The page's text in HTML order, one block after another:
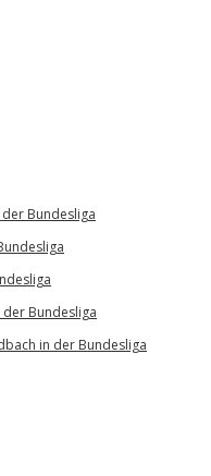
Bundesliga
Bundesliga
in der Bundesliga